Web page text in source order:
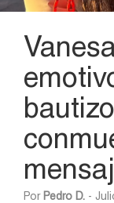
Por Pedro D. -